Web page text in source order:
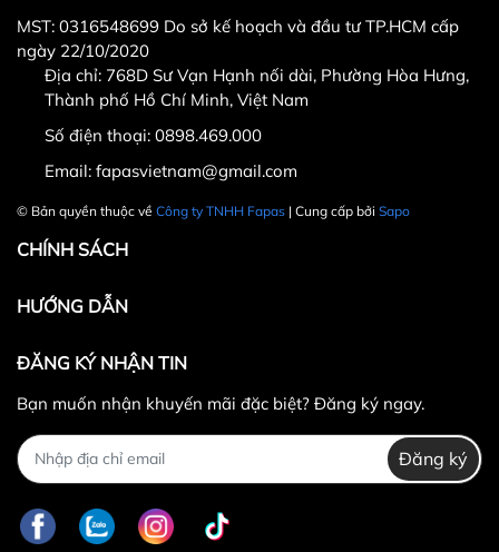
Hotline CSKH: 090 376 9205
Thời gian: Thứ Hai đến Thứ Bảy, từ 8h30 đến 17h.
Fanpage:
FACEBOOK.COM/FAPAS.VN
MST: 0316548699 Do sở kế hoạch và đầu tư TP.HCM cấp
ngày 22/10/2020
Địa chỉ: 768D Sư Vạn Hạnh nối dài, Phường Hòa Hưng,
Thành phố Hồ Chí Minh, Việt Nam
Số điện thoại: 0898.469.000
Email: fapasvietnam@gmail.com
© Bản quyền thuộc về Công ty TNHH Fapas | Cung cấp bởi Sapo
CHÍNH SÁCH
HƯỚNG DẪN
ĐĂNG KÝ NHẬN TIN
Bạn muốn nhận khuyến mãi đặc biệt? Đăng ký ngay.
Đăng ký